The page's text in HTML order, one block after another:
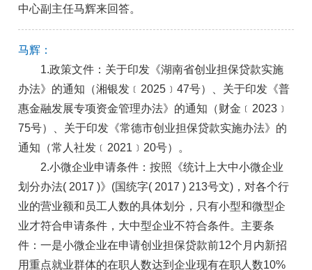
中心副主任马辉来回答。
马辉：
1.政策文件：关于印发《湖南省创业担保贷款实施
办法》的通知（湘银发﹝2025﹞47号）、关于印发《普
惠金融发展专项资金管理办法》的通知（财金﹝2023﹞
75号）、关于印发《常德市创业担保贷款实施办法》的
通知（常人社发﹝2021﹞20号）。
2.小微企业申请条件：按照《统计上大中小微企业
划分办法( 2017 )》(国统字( 2017 ) 213号文)，对各个行
业的营业额和员工人数的具体划分，只有小型和微型企
业才符合申请条件，大中型企业不符合条件。主要条
件：一是小微企业在申请创业担保贷款前12个月内新招
用重点就业群体的在职人数达到企业现有在职人数10%